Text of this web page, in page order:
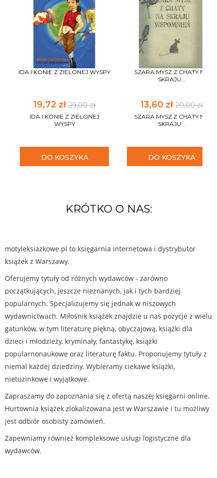
IDA I KONIE Z ZIELONEJ WYSPY
19,72 zł 29,00 zł
IDA I KONIE Z ZIELONEJ
WYSPY
DO KOSZYKA
SZARA MYSZ Z CHATY NA
SKRAJU...
13,60 zł20,00 zł
SZARA MYSZ Z CHATY NA
SKRAJU...
DO KOSZYKA
KRÓTKO O NAS:
motyleksiazkowe.pl to księgarnia internetowa i dystrybutor
książek z Warszawy.
Oferujemy tytuły od różnych wydawców - zarówno
początkujących, jeszcze nieznanych, jak i tych bardziej
popularnych. Specjalizujemy się jednak w niszowych
wydawnictwach. Miłośnik książek znajdzie u nas pozycje z wielu
gatunków, w tym literaturę piękną, obyczajową, książki dla
dzieci i młodzieży, kryminały, fantastykę, książki
popularnonaukowe oraz literaturę faktu. Proponujemy tytuły z
niemal każdej dziedziny. Wybieramy ciekawe książki,
nietuzinkowe i wyjątkowe.
Zapraszamy do zapoznania się z ofertą naszej księgarni online.
Hurtownia książek zlokalizowana jest w Warszawie i tu możliwy
jest odbiór osobisty zamówień.
Zapewniamy również kompleksowe usługi logistyczne dla
wydawców.